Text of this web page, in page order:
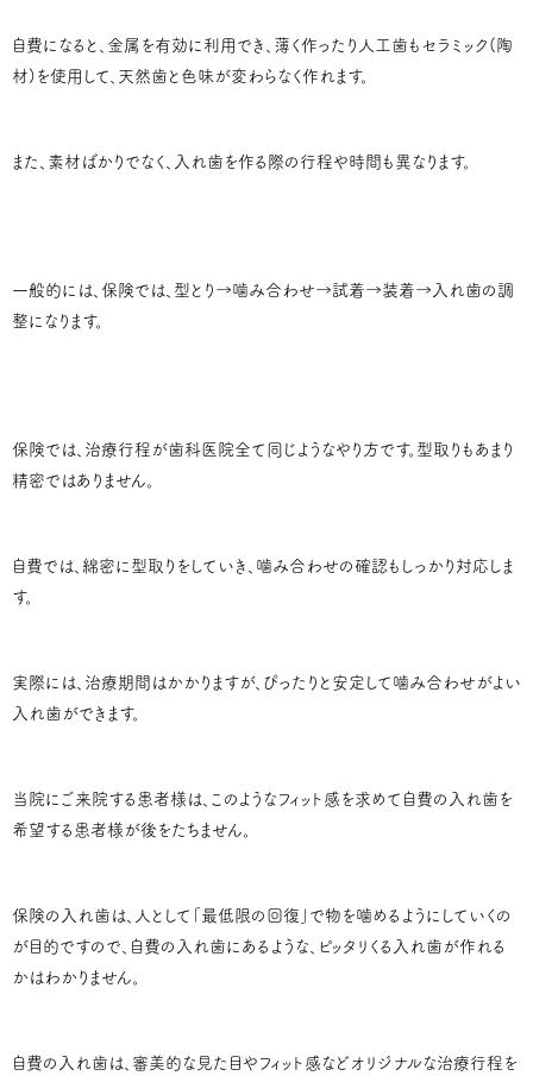
自費になると、金属を有効に利用でき、薄く作ったり人工歯もセラミック(陶
材)を使用して、天然歯と色味が変わらなく作れます。
また、素材ばかりでなく、入れ歯を作る際の行程や時間も異なります。
一般的には、保険では、型とり→噛み合わせ→試着→装着→入れ歯の調
整になります。
保険では、治療行程が歯科医院全て同じようなやり方です。型取りもあまり
精密ではありません。
自費では、綿密に型取りをしていき、噛み合わせの確認もしっかり対応しま
す。
実際には、治療期間はかかりますが、ぴったりと安定して噛み合わせがよい
入れ歯ができます。
当院にご来院する患者様は、このようなフィット感を求めて自費の入れ歯を
希望する患者様が後をたちません。
保険の入れ歯は、人として「最低限の回復」で物を噛めるようにしていくの
が目的ですので、自費の入れ歯にあるような、ピッタリくる入れ歯が作れる
かはわかりません。
自費の入れ歯は、審美的な見た目やフィット感などオリジナルな治療行程を